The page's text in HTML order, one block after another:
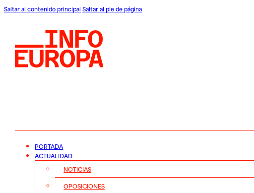
Saltar al contenido principal Saltar al pie de página
PORTADA
ACTUALIDAD
NOTICIAS
OPOSICIONES